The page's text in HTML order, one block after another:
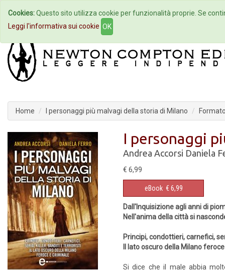
Home Autori Eventi
Home I personaggi più malvagi della storia di Milano
I personaggi
Andrea Accorsi Daniela
€ 6,99
eBook € 6,99
Dall'Inquisizione agli anni di
Nell'anima della città si
Principi, condottieri, carnefici,
Il lato oscuro della Milano
Si dice che il male abbia
Cookies:Questo sito utilizza cookie per funzionalità proprie. Se
Leggi l'informativa sui cookie OK